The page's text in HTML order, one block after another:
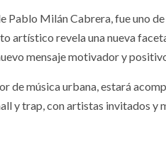
Pablo Milán Cabrera, fue uno
artístico revela una nueva
mensaje motivador y
de música urbana, estará
y trap, con artistas invitados